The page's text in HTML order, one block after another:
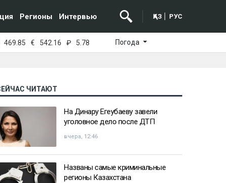
Регионы Интервью ҚАЗ РУС
469.85 € 542.16 ₽ 5.78 Погода
ЧИТАЮТ
На Динару Егеубаеву завели
уголовное дело после ДТП
вчера, 12:46
Названы самые криминальные
регионы Казахстана